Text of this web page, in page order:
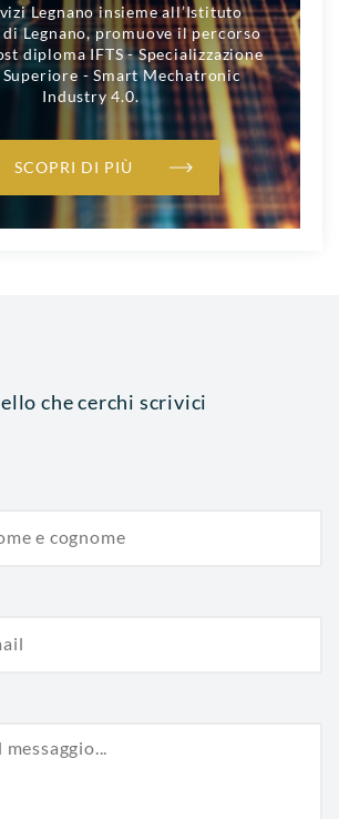
Legnano insieme all’Istituto
Legnano, promuove il percorso
diploma IFTS - Specializzazione
Superiore - Smart Mechatronic
Industry 4.0.
SCOPRI DI PIÙ
che cerchi scrivici